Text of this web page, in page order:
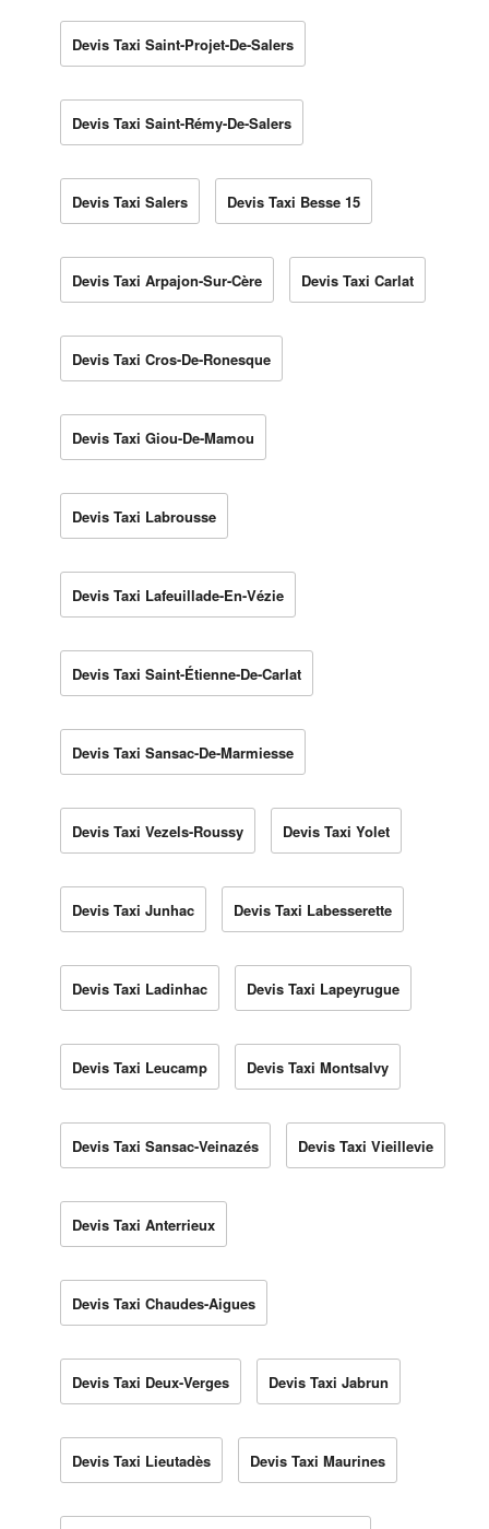
Devis Taxi Saint-Projet-De-Salers
Devis Taxi Saint-Rémy-De-Salers
Devis Taxi Salers Devis Taxi Besse 15
Devis Taxi Arpajon-Sur-Cère Devis Taxi Carlat
Devis Taxi Cros-De-Ronesque
Devis Taxi Giou-De-Mamou
Devis Taxi Labrousse
Devis Taxi Lafeuillade-En-Vézie
Devis Taxi Saint-Étienne-De-Carlat
Devis Taxi Sansac-De-Marmiesse
Devis Taxi Vezels-Roussy Devis Taxi Yolet
Devis Taxi Junhac Devis Taxi Labesserette
Devis Taxi Ladinhac Devis Taxi Lapeyrugue
Devis Taxi Leucamp Devis Taxi Montsalvy
Devis Taxi Sansac-Veinazés Devis Taxi Vieillevie
Devis Taxi Anterrieux
Devis Taxi Chaudes-Aigues
Devis Taxi Deux-Verges Devis Taxi Jabrun
Devis Taxi Lieutadès Devis Taxi Maurines